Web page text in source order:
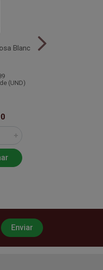
Blanc
(UND)